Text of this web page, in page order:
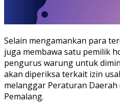
Selain mengamankan para
juga membawa satu pemilik
pengurus warung untuk
akan diperiksa terkait izin
melanggar Peraturan Daerah
Pemalang.